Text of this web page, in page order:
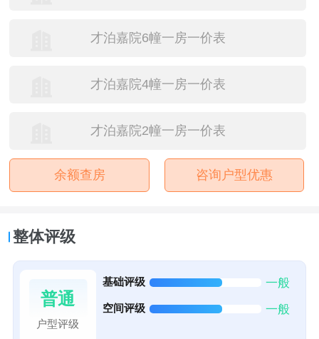
才泊嘉院6幢一房一价表
才泊嘉院4幢一房一价表
才泊嘉院2幢一房一价表
余额查房 咨询户型优惠
整体评级
普通
户型评级
基础评级 一般
空间评级 一般